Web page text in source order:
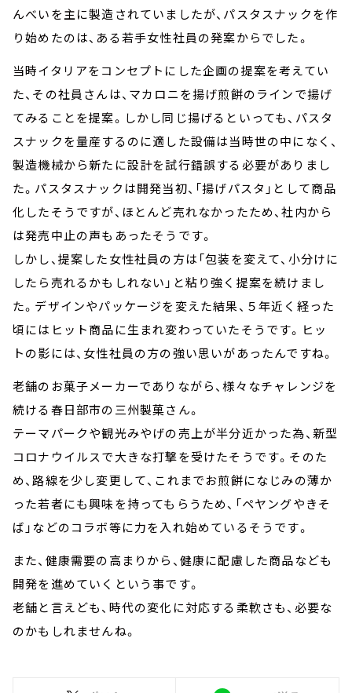
んべいを主に製造されていましたが、パスタスナックを作
り始めたのは、ある若手女性社員の発案からでした。
当時イタリアをコンセプトにした企画の提案を考えてい
た、その社員さんは、マカロニを揚げ煎餅のラインで揚げ
てみることを提案。しかし同じ揚げるといっても、パスタ
スナックを量産するのに適した設備は当時世の中になく、
製造機械から新たに設計を試行錯誤する必要がありまし
た。パスタスナックは開発当初、「揚げパスタ」として商品
化したそうですが、ほとんど売れなかったため、社内から
は発売中止の声もあったそうです。
しかし、提案した女性社員の方は「包装を変えて、小分けに
したら売れるかもしれない」と粘り強く提案を続けまし
た。デザインやパッケージを変えた結果、５年近く経った
頃にはヒット商品に生まれ変わっていたそうです。ヒッ
トの影には、女性社員の方の強い思いがあったんですね。
老舗のお菓子メーカーでありながら、様々なチャレンジを
続ける春日部市の三州製菓さん。
テーマパークや観光みやげの売上が半分近かった為、新型
コロナウイルスで大きな打撃を受けたそうです。そのた
め、路線を少し変更して、これまでお煎餅になじみの薄か
った若者にも興味を持ってもらうため、「ペヤングやきそ
ば」などのコラボ等に力を入れ始めているそうです。
また、健康需要の高まりから、健康に配慮した商品なども
開発を進めていくという事です。
老舗と言えども、時代の変化に対応する柔軟さも、必要な
のかもしれませんね。